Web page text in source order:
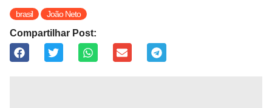
brasil João Neto
Compartilhar Post: